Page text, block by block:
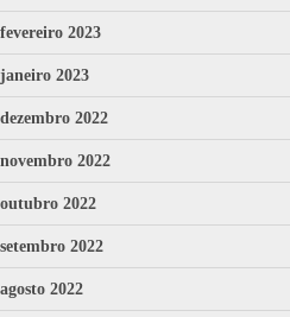
fevereiro 2023
janeiro 2023
dezembro 2022
novembro 2022
outubro 2022
setembro 2022
agosto 2022